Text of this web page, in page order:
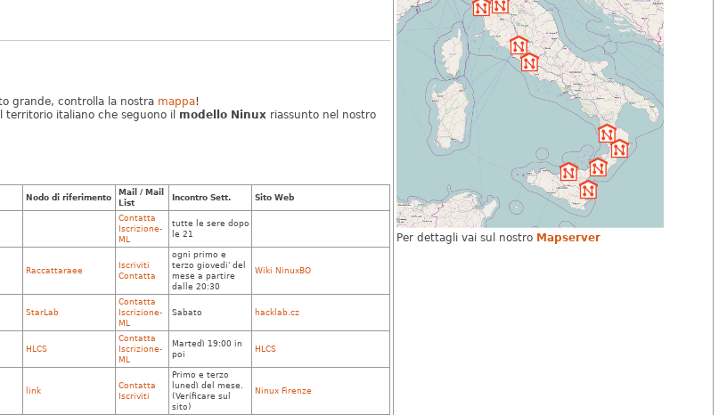
grande, controlla la nostra mappa!
italiano che seguono il modello Ninux riassunto nel nostro
Nodo di riferimento
Mail / Mail
List
Incontro Sett. Sito Web
Contatta
Iscrizione-
ML
tutte le sere dopo
le 21
Raccattaraee
Iscriviti
Contatta
ogni primo e
terzo giovedi' del
mese a partire
dalle 20:30
Wiki NinuxBO
StarLab
Contatta
Iscrizione-
ML
Sabato hacklab.cz
HLCS
Contatta
Iscrizione-
ML
Martedì 19:00 in
poi
HLCS
link
Contatta
Iscriviti
Primo e terzo
lunedì del mese.
(Verificare sul
sito)
Ninux Firenze
Per dettagli vai sul nostro Mapserver